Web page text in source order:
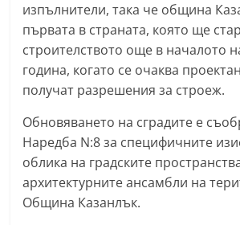
а
г
о
р
а
–
k
a
z
изпълнители, така че община
първата в страната, която ще
строителството още в началото
година, когато се очаква
получат разрешения за строеж.
Обновяването на сградите е
Наредба N:8 за специфичните
облика на градските
архитектурните ансамбли на
Община Казанлък.